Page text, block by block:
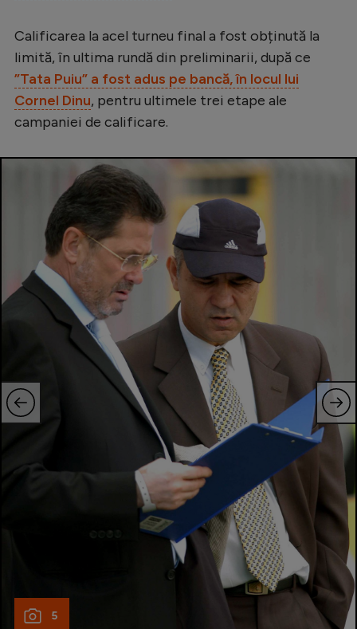
Clasamente
Tenis
Handbal
Natație
Formula 1
Gimnastică
Auto
Rugby
Ciclism
Alte sporturi
JO 2024
Calificarea la acel turneu final a fost obținută la
limită, în ultima rundă din preliminarii, după ce
”Tata Puiu” a fost adus pe bancă, în locul lui
Cornel Dinu, pentru ultimele trei etape ale
campaniei de calificare.
5